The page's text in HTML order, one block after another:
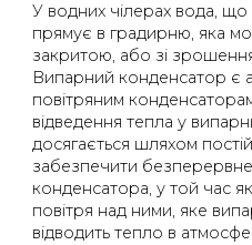
У водних чілерах вода,
прямує в градирню, яка
закритою, або зі
Випарний конденсатор є
повітряним
відведення тепла у
досягається шляхом
забезпечити
конденсатора, у той час
повітря над ними, яке
відводить тепло в